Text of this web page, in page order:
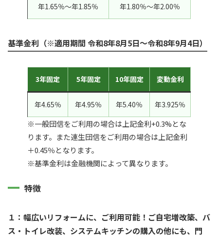
年1.65％〜年1.85％ 年1.80％〜年2.00％
基準金利（※適用期間 令和8年8月5日～令和8年9月4日）
3年固定 5年固定 10年固定 変動金利
年4.65％ 年4.95％ 年5.40％ 年3.925％
※一般団信をご利用の場合は上記金利+0.3%とな
ります。また連生団信をご利用の場合は上記金利
＋0.45％となります。
※基準金利は金融機関によって異なります。
特徴
１：幅広いリフォームに、ご利用可能！ご自宅増改築、バ
ス・トイレ改装、システムキッチンの購入の他にも、門